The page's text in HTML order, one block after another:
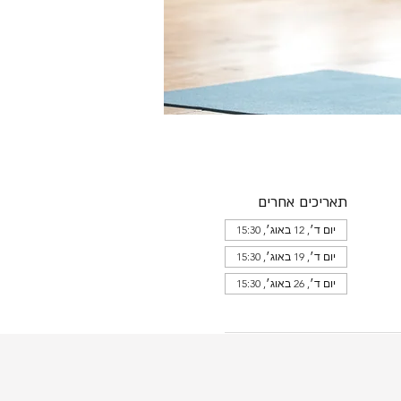
תאריכים אחרים
יום ד׳, 12 באוג׳, 15:30
יום ד׳, 19 באוג׳, 15:30
יום ד׳, 26 באוג׳, 15:30